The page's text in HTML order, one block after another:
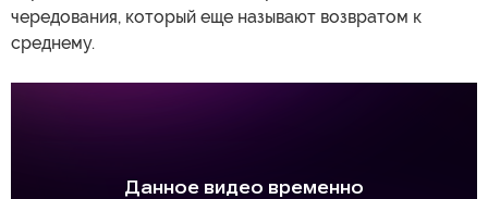
чередования, который еще называют возвратом к
среднему.